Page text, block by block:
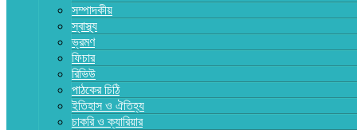
সম্পাদকীয়
স্বাস্থ্য
ভ্রমণ
ফিচার
রিভিউ
পাঠকের চিঠি
ইতিহাস ও ঐতিহ্য
চাকরি ও ক্যারিয়ার